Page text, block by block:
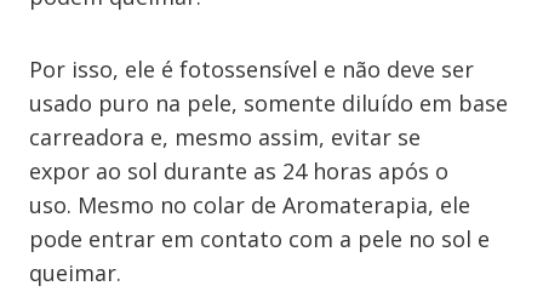
Por isso, ele é fotossensível e não deve ser
usado puro na pele, somente diluído em base
carreadora e, mesmo assim, evitar se
expor ao sol durante as 24 horas após o
uso. Mesmo no colar de Aromaterapia, ele
pode entrar em contato com a pele no sol e
queimar.